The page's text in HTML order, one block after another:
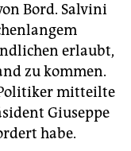
Bord. Salvini
erlaubt,
zu kommen.
Politiker mitteilte
Giuseppe
habe.